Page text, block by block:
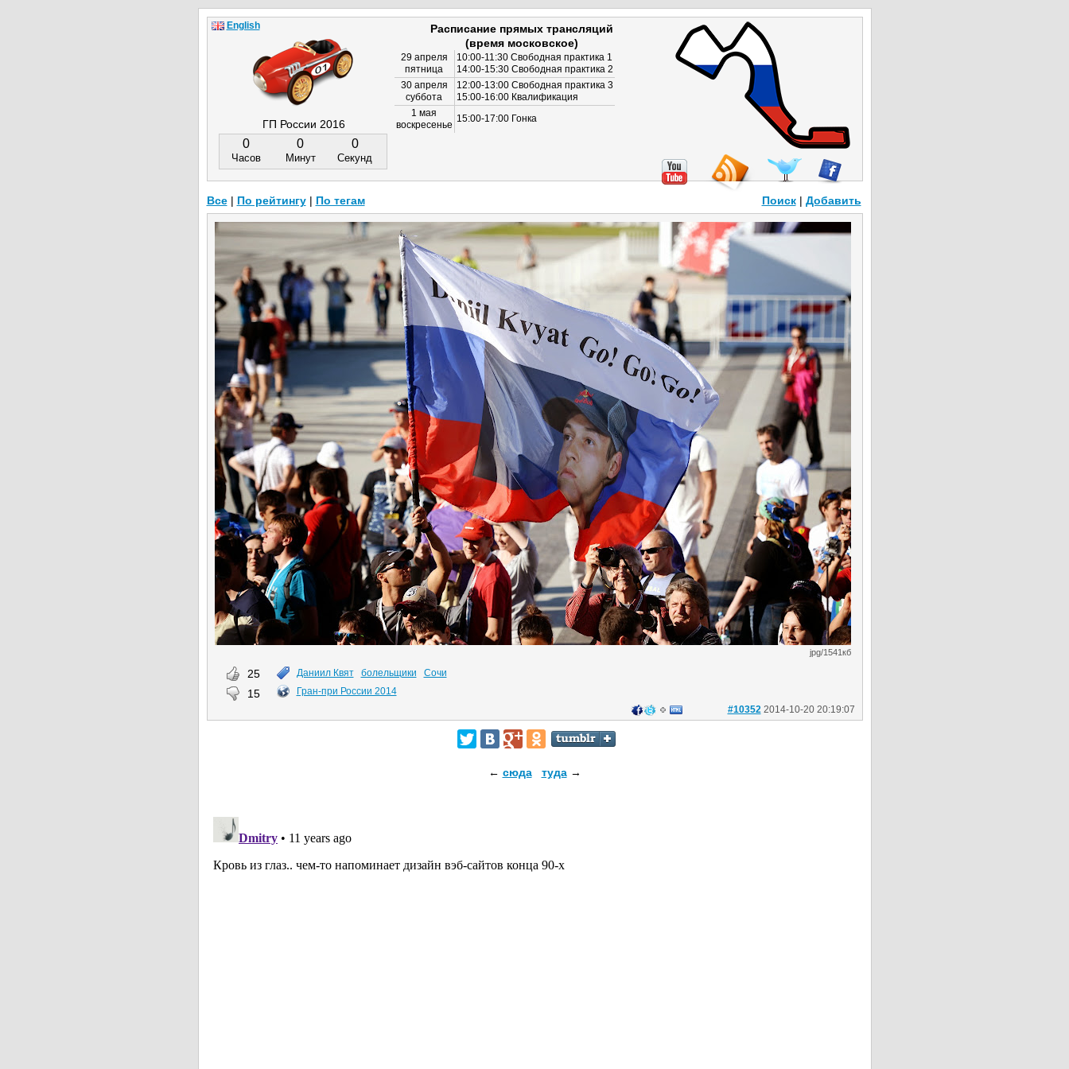
jpg/1541кб
25
15
Даниил Квят болельщики
Сочи
Гран-при России 2014
#10352 2014-10-20 20:19:07
← сюда туда→
ГП России 2016
0
Часов
0
Минут
0
Секунд
Расписание прямых трансляций
(время московское)
29 апреля
пятница
10:00-11:30 Свободная практика 1
14:00-15:30 Свободная практика 2
30 апреля
суббота
12:00-13:00 Свободная практика 3
15:00-16:00 Квалификация
1 мая
воскресенье
15:00-17:00 Гонка
English
Все| По рейтингу| По тегам Добавить
Поиск|